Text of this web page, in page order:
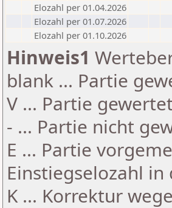
Elozahl per 01.04.2026
Elozahl per 01.07.2026
Elozahl per 01.10.2026
Hinweis1
blank ... Partie
V ... Partie
- ... Partie nicht
E ... Partie
Einstiegselozahl
K ... Korrektur